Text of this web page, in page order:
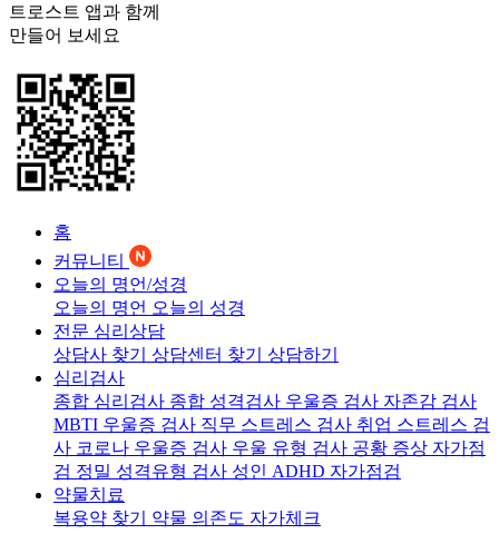
트로스트 앱과 함께
만들어 보세요
홈
커뮤니티
오늘의 명언/성경
오늘의 명언 오늘의 성경
전문 심리상담
상담사 찾기 상담센터 찾기 상담하기
심리검사
종합 심리검사 종합 성격검사 우울증 검사 자존감 검사
MBTI 우울증 검사 직무 스트레스 검사 취업 스트레스 검
사 코로나 우울증 검사 우울 유형 검사 공황 증상 자가점
검 정밀 성격유형 검사 성인 ADHD 자가점검
약물치료
복용약 찾기 약물 의존도 자가체크